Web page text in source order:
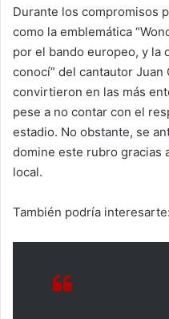
Durante los compromisos
como la emblemática
por el bando europeo, y la
conocí” del cantautor
convirtieron en las más
pese a no contar con el
estadio. No obstante, se
domine este rubro gracias
local.
También podría interesarte: